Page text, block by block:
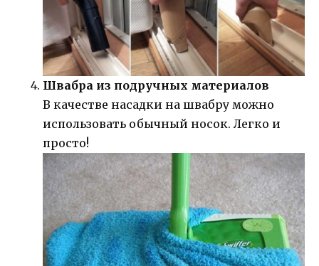
Швабра из подручных материалов
В качестве насадки на швабру можно
использовать обычный носок. Легко и
просто!